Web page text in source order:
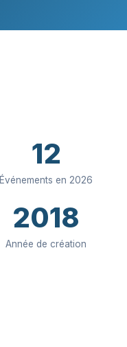
12
Événements en 2026
2018
Année de création